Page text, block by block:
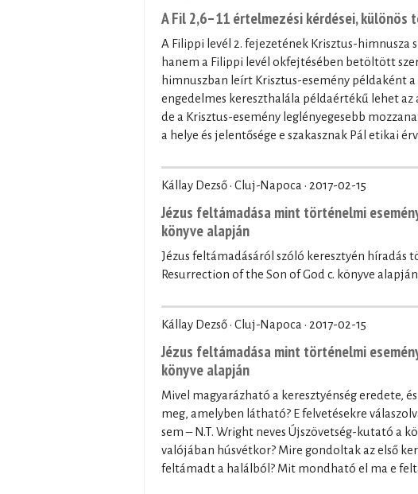
A Fil 2,6–11 értelmezési kérdései,
A Filippi levél 2. fejezetének Krisztus-himnusza
hanem a Filippi levél okfejtésében betöltött
himnuszban leírt Krisztus-esemény példaként a
engedelmes kereszthalála példaértékű lehet az
de a Krisztus-esemény leglényegesebb
a helye és jelentősége e szakasznak Pál etikai
Kállay Dezső · Cluj-Napoca · 2017-02-15
Jézus feltámadása mint történelmi
könyve alapján
Jézus feltámadásáról szóló keresztyén híradás
Resurrection of the Son of God c. könyve alapján
Kállay Dezső · Cluj-Napoca · 2017-02-15
Jézus feltámadása mint történelmi
könyve alapján
Mivel magyarázható a keresztyénség eredete,
meg, amelyben látható? E felvetésekre
sem – N.T. Wright neves Újszövetség-kutató
valójában húsvétkor? Mire gondoltak az első
feltámadt a halálból? Mit mondható el ma e